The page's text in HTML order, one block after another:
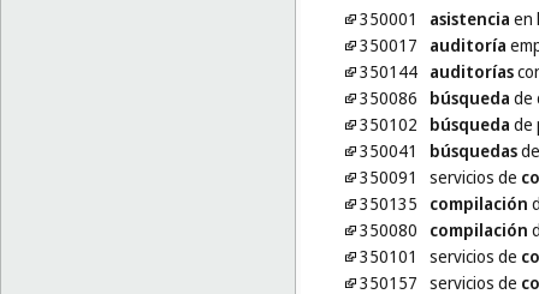
350001
asistencia en
350017
auditoría
350144 auditorías
350086
búsqueda de
350102
búsqueda de
350041
búsquedas
350091
servicios de
350135
compilación
350080
compilación
350101
servicios de
350157 servicios de